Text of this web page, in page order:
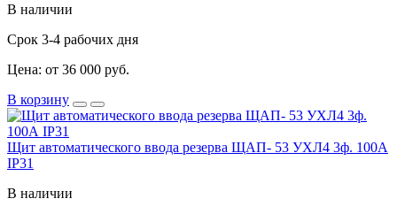
В наличии
Срок 3-4 рабочих дня
Цена: от 36 000 руб.
В корзину
Щит автоматического ввода резерва ЩАП- 53 УХЛ4 3ф. 100А
IP31
В наличии